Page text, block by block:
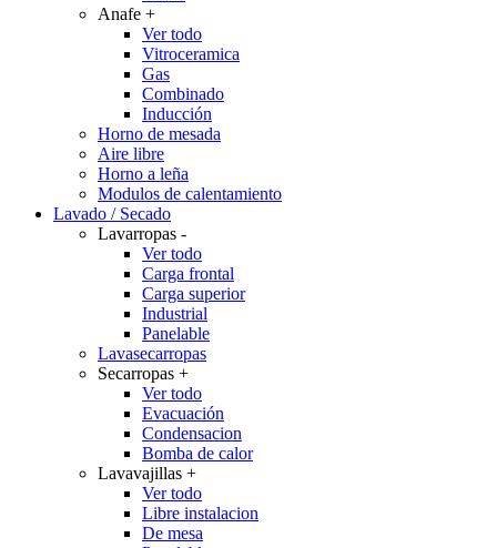
Anafe +
Ver todo
Vitroceramica
Gas
Combinado
Inducción
Horno de mesada
Aire libre
Horno a leña
Modulos de calentamiento
Lavado / Secado
Lavarropas -
Ver todo
Carga frontal
Carga superior
Industrial
Panelable
Lavasecarropas
Secarropas +
Ver todo
Evacuación
Condensacion
Bomba de calor
Lavavajillas +
Ver todo
Libre instalacion
De mesa